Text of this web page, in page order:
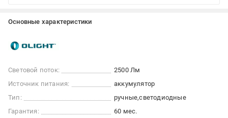
Основные характеристики
Световой поток:
2500 Лм
Источник питания:
аккумулятор
Тип:
ручные светодиодные
Гарантия:
60 мес.